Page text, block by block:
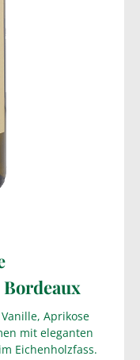
Bordeaux
Aprikose
mit eleganten
Eichenholzfass.